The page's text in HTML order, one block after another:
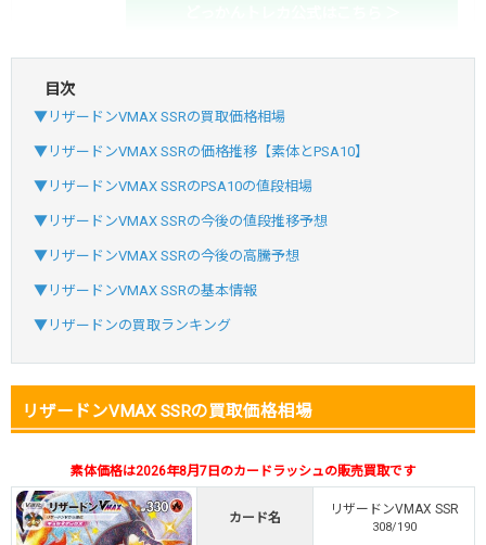
おりパンダ
・新規登録で6種類アド確解禁
SVGC7P コードコピー
オリパスタジアム
・atone・ペイディ対応！
・初回購入は500coinが50円
TVCM記念！激熱イベント開催中
目次
▼リザードンVMAX SSRの買取価格相場
▼リザードンVMAX SSRの価格推移【素体とPSA10】
▼リザードンVMAX SSRのPSA10の値段相場
▼リザードンVMAX SSRの今後の値段推移予想
▼リザードンVMAX SSRの今後の高騰予想
▼リザードンVMAX SSRの基本情報
▼リザードンの買取ランキング
リザードンVMAX SSRの買取価格相場
素体価格は2026年8月7日のカードラッシュの販売買取です
カード名
リザードンVMAX SSR
308/190